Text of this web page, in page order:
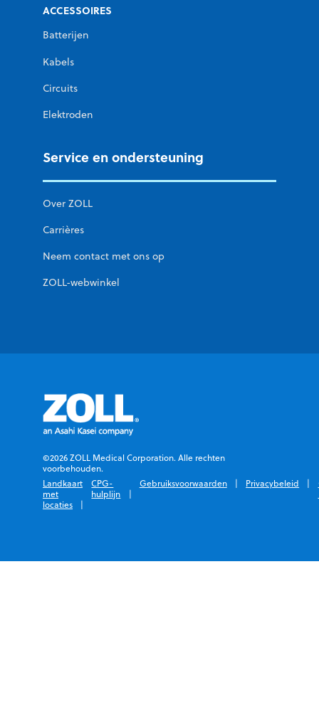
ACCESSOIRES
Batterijen
Kabels
Circuits
Elektroden
Service en ondersteuning
Over ZOLL
Carrières
Neem contact met ons op
ZOLL-webwinkel
©2026 ZOLL Medical Corporation. Alle rechten
voorbehouden.
Landkaart
met
locaties
CPG-
hulplijn
Gebruiksvoorwaarden Privacybeleid